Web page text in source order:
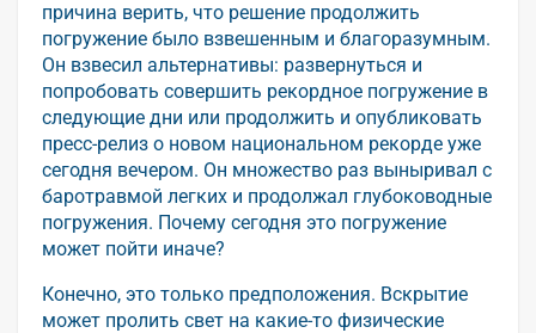
причина верить, что решение продолжить
погружение было взвешенным и благоразумным.
Он взвесил альтернативы: развернуться и
попробовать совершить рекордное погружение в
следующие дни или продолжить и опубликовать
пресс-релиз о новом национальном рекорде уже
сегодня вечером. Он множество раз выныривал с
баротравмой легких и продолжал глубоководные
погружения. Почему сегодня это погружение
может пойти иначе?
Конечно, это только предположения. Вскрытие
может пролить свет на какие-то физические